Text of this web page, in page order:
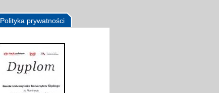
Polityka prywatności